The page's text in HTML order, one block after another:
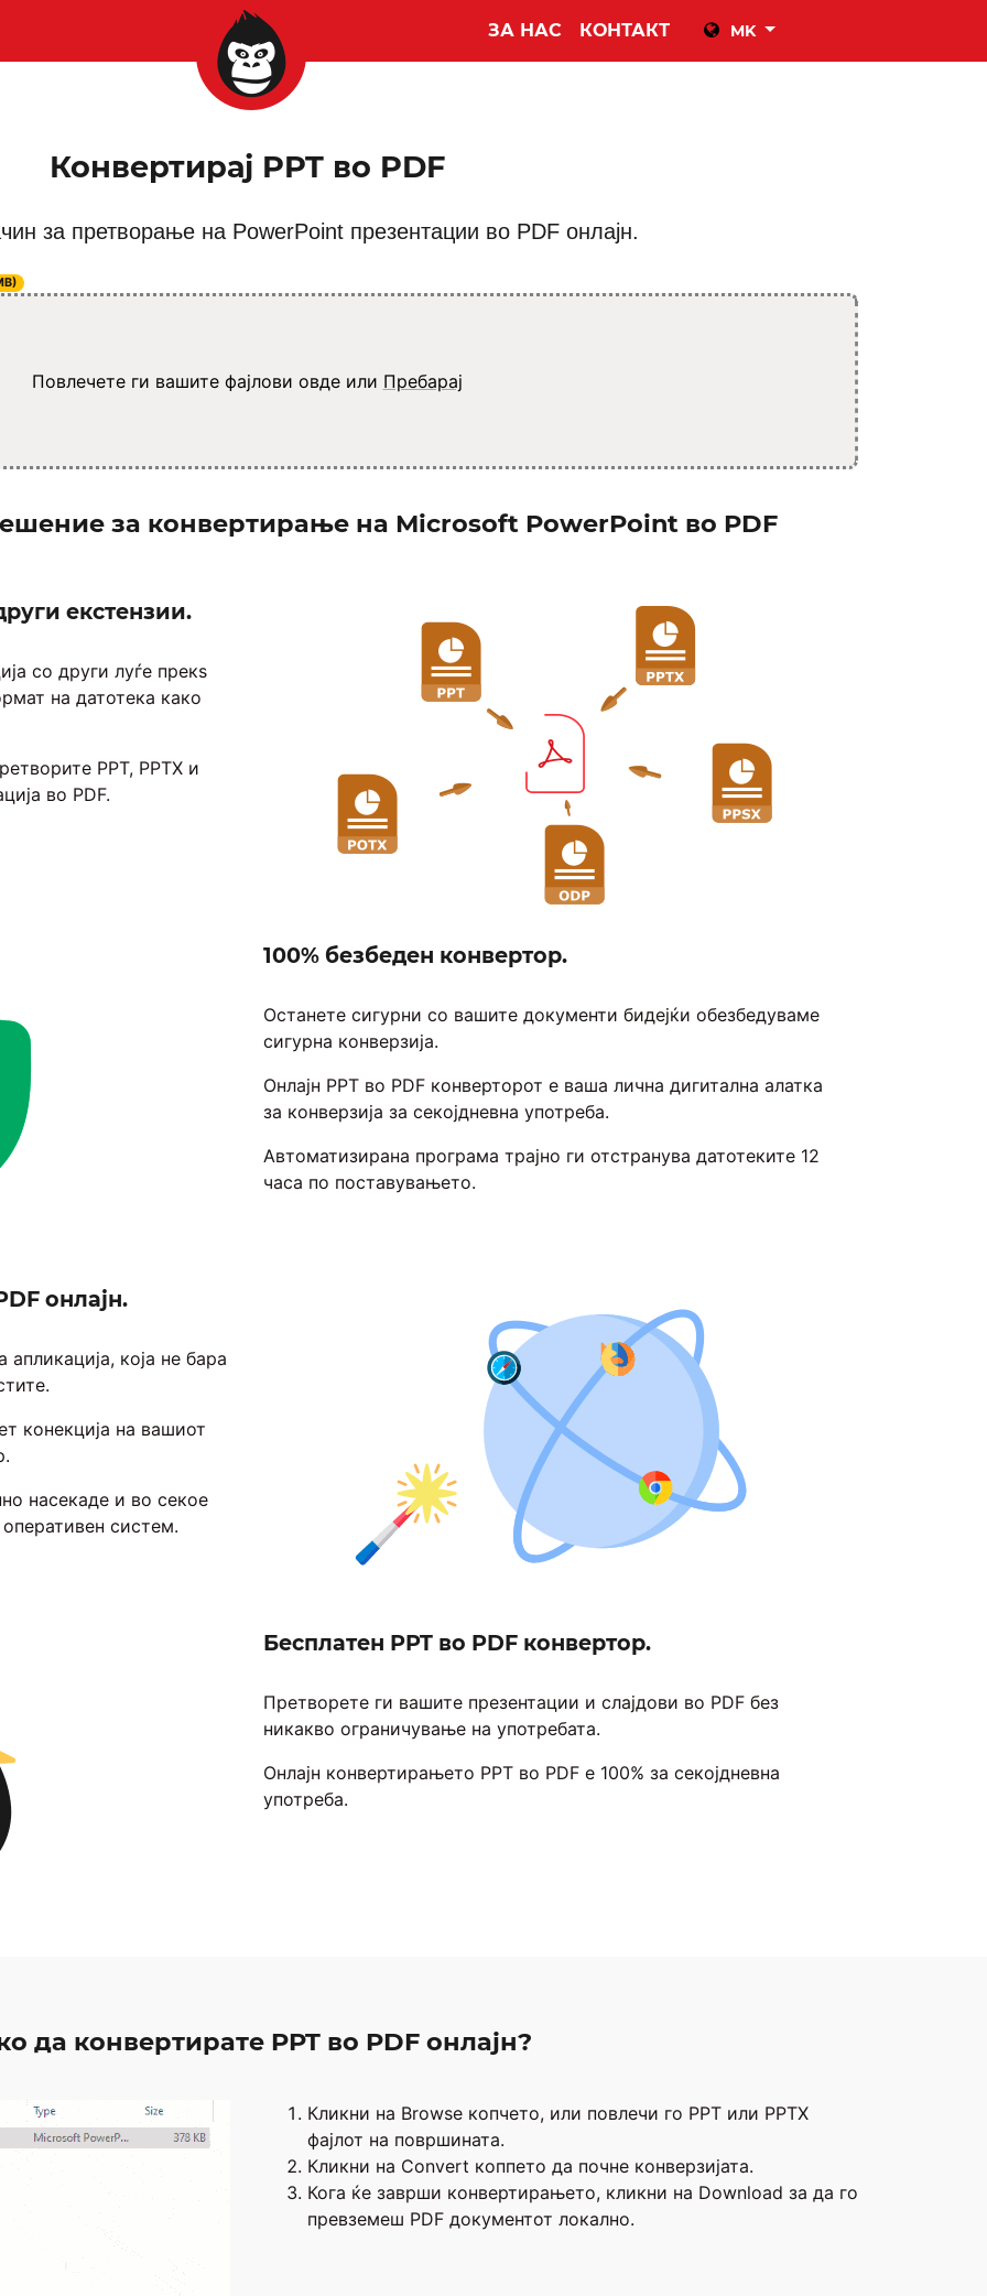
ЗА НАС КОНТАКТ MK
Конвертирај PPT во PDF
за претворање на PowerPoint презентации во PDF онлајн.
Повлечете ги вашите фајлови овде или Пребарај
за конвертирање на Microsoft PowerPoint во PDF
екстензии.
со други луѓе прекѕ
на датотека како
PPT, PPTX и
во PDF.
100% безбеден конвертор.
Останете сигурни со вашите документи бидејќи обезбедуваме
сигурна конверзија.
Онлајн PPT во PDF конверторот е ваша лична дигитална алатка
за конверзија за секојдневна употреба.
Автоматизирана програма трајно ги отстранува датотеките 12
часа по поставувањето.
онлајн.
која не бара
конекција на вашиот
насекаде и во секое
систем.
Бесплатен PPT во PDF конвертор.
Претворете ги вашите презентации и слајдови во PDF без
никакво ограничување на употребата.
Онлајн конвертирањето PPT во PDF е 100% за секојдневна
употреба.
да конвертирате PPT во PDF онлајн?
Кликни на Browse копчето, или повлечи го PPT или PPTX
фајлот на површината.
Кликни на Convert коппето да почне конверзијата.
Кога ќе заврши конвертирањето, кликни на Download за да го
превземеш PDF документот локално.